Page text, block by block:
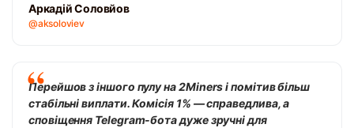
Аркадій Соловйов
@aksoloviev
Перейшов з іншого пулу на 2Miners і помітив більш
стабільні виплати. Комісія 1% — справедлива, а
сповіщення Telegram-бота дуже зручні для